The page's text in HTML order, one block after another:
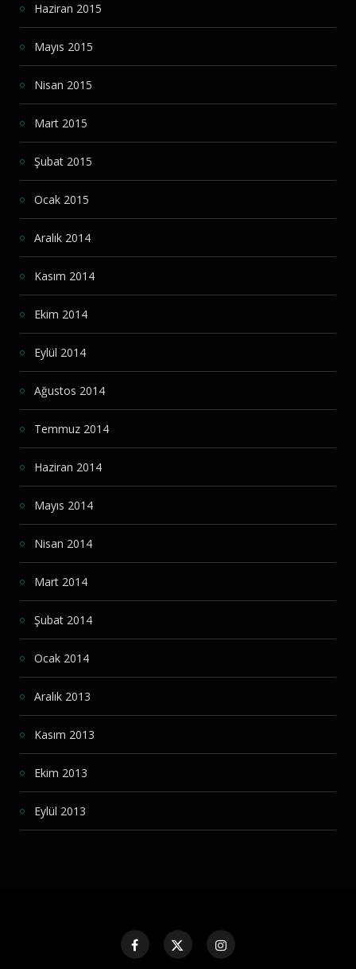
Haziran 2015
Mayıs 2015
Nisan 2015
Mart 2015
Şubat 2015
Ocak 2015
Aralık 2014
Kasım 2014
Ekim 2014
Eylül 2014
Ağustos 2014
Temmuz 2014
Haziran 2014
Mayıs 2014
Nisan 2014
Mart 2014
Şubat 2014
Ocak 2014
Aralık 2013
Kasım 2013
Ekim 2013
Eylül 2013